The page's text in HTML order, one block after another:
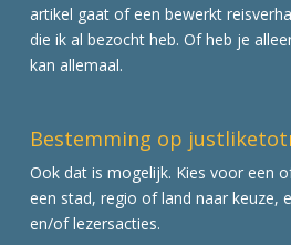
artikel gaat of een bewerkt
die ik al bezocht heb. Of heb je
kan allemaal.
Bestemming op
Ook dat is mogelijk. Kies voor een
een stad, regio of land naar keuze,
en/of lezersacties.